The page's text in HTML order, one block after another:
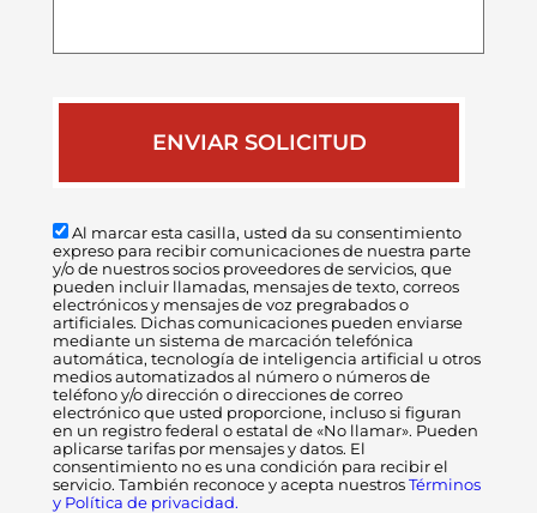
Al marcar esta casilla, usted da su consentimiento
expreso para recibir comunicaciones de nuestra parte
y/o de nuestros socios proveedores de servicios, que
pueden incluir llamadas, mensajes de texto, correos
electrónicos y mensajes de voz pregrabados o
artificiales. Dichas comunicaciones pueden enviarse
mediante un sistema de marcación telefónica
automática, tecnología de inteligencia artificial u otros
medios automatizados al número o números de
teléfono y/o dirección o direcciones de correo
electrónico que usted proporcione, incluso si figuran
en un registro federal o estatal de «No llamar». Pueden
aplicarse tarifas por mensajes y datos. El
consentimiento no es una condición para recibir el
servicio. También reconoce y acepta nuestros Términos
y Política de privacidad.